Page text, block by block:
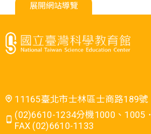
展開網站導覽
11165臺北市士林區士商路189號
(02)6610-1234分機1000、1005．
FAX (02)6610-1133